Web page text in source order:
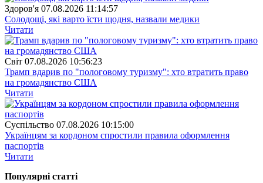
Здоров'я 07.08.2026 11:14:57
Солодощі, які варто їсти щодня, назвали медики
Читати
Свiт 07.08.2026 10:56:23
Трамп вдарив по "пологовому туризму": хто втратить право
на громадянство США
Читати
Суспiльство 07.08.2026 10:15:00
Українцям за кордоном спростили правила оформлення
паспортів
Читати
Популярнi статтi